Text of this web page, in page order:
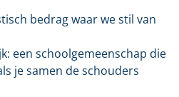
bedrag waar we stil van
een schoolgemeenschap die
je samen de schouders